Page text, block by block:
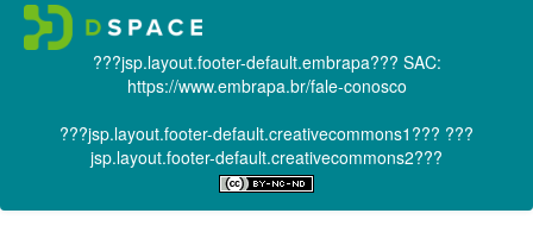
???jsp.layout.footer-default.embrapa??? SAC:
https://www.embrapa.br/fale-conosco
???jsp.layout.footer-default.creativecommons1??? ???
jsp.layout.footer-default.creativecommons2???